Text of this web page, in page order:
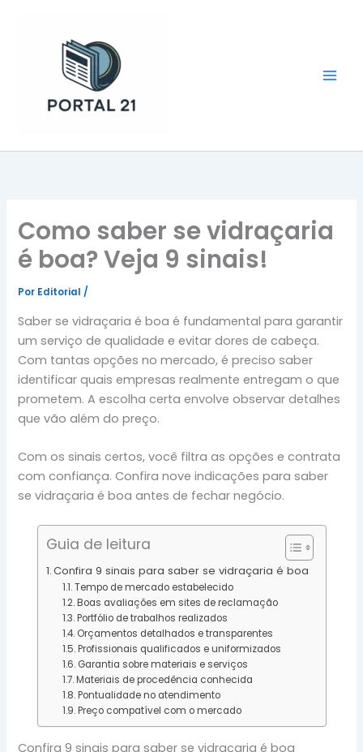
Como saber se vidraçaria
é boa? Veja 9 sinais!
Por Editorial/
Saber se vidraçaria é boa é fundamental para garantir
um serviço de qualidade e evitar dores de cabeça.
Com tantas opções no mercado, é preciso saber
identificar quais empresas realmente entregam o que
prometem. A escolha certa envolve observar detalhes
que vão além do preço.
Com os sinais certos, você filtra as opções e contrata
com confiança. Confira nove indicações para saber
se vidraçaria é boa antes de fechar negócio.
Guia de leitura
Confira 9 sinais para saber se vidraçaria é boa
Tempo de mercado estabelecido
Boas avaliações em sites de reclamação
Portfólio de trabalhos realizados
Orçamentos detalhados e transparentes
Profissionais qualificados e uniformizados
Garantia sobre materiais e serviços
Materiais de procedência conhecida
Pontualidade no atendimento
Preço compatível com o mercado
Confira 9 sinais para saber se vidraçaria é boa